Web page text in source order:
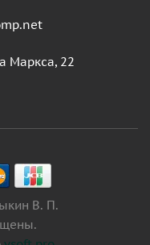
Маркса, 22
В. П.